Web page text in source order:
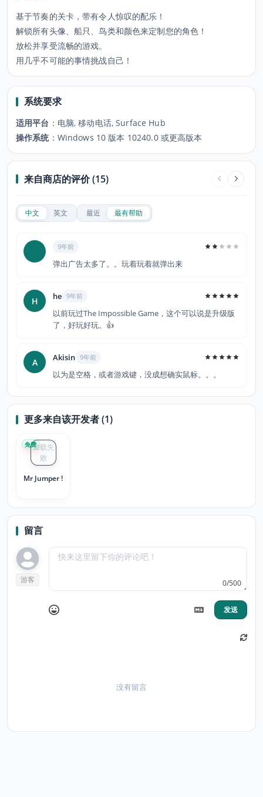
基于节奏的关卡，带有令人惊叹的配乐！
解锁所有头像、船只、鸟类和颜色来定制您的角色！
放松并享受流畅的游戏。
用几乎不可能的事情挑战自己！
系统要求
适用平台 ： 电脑, 移动电话, Surface Hub
操作系统： Windows 10 版本 10240.0 或更高版本
来自商店的评价 (15)
中文 英文 最近 最有帮助
9年前
弹出广告太多了。。玩着玩着就弹出来
H he 9年前
以前玩过The Impossible Game，这个可以说是升级版
了，好玩好玩。👍
A Akisin 9年前
以为是空格，或者游戏键，没成想确实鼠标。。。
更多来自该开发者 (1)
加载失
败
Mr Jumper !
免费
留言
游客 0/500
发送
没有留言